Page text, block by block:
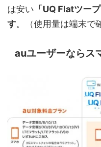
は安い 「UQ Flatツー
す。（使用量は端末で
auユーザーならス